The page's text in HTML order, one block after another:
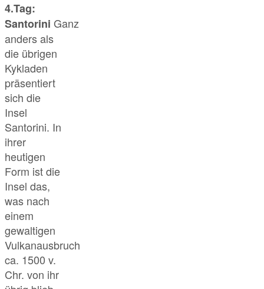
4.Tag:
Santorini Ganz
anders als
die übrigen
Kykladen
präsentiert
sich die
Insel
Santorini. In
ihrer
heutigen
Form ist die
Insel das,
was nach
einem
gewaltigen
Vulkanausbruch
ca. 1500 v.
Chr. von ihr